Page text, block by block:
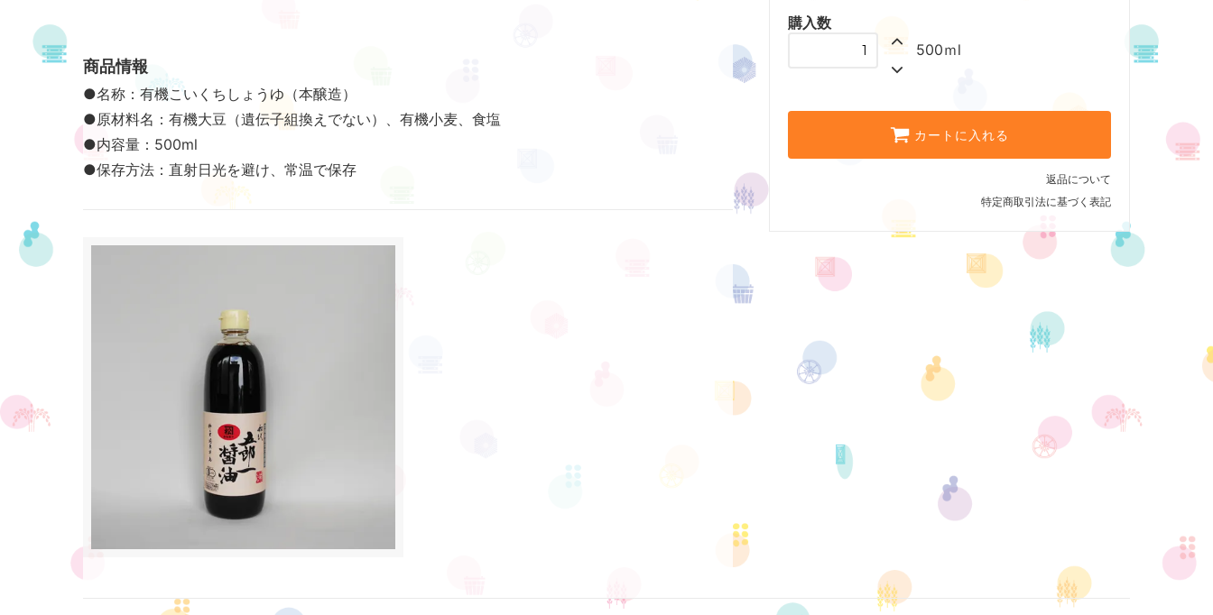
購入数
500ｍl
カートに入れる
返品について
特定商取引法に基づく表記
商品情報
●名称：有機こいくちしょうゆ（本醸造）
●原材料名：有機大豆（遺伝子組換えでない）、有機小麦、食塩
●内容量：500ml
●保存方法：直射日光を避け、常温で保存